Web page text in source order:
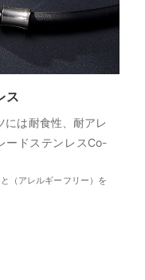
ス
には耐食性、耐アレ
ードステンレスCo-
（アレルギーフリー）を